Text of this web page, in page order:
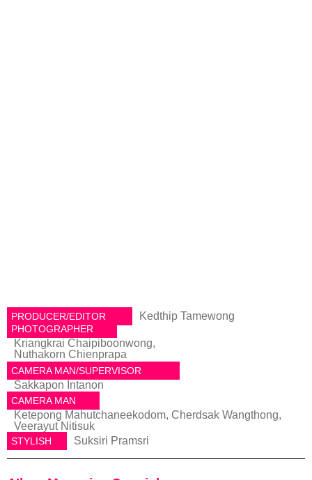
PRODUCER/EDITOR Kedthip Tamewong
PHOTOGRAPHER
Kriangkrai Chaipiboonwong,
Nuthakorn Chienprapa
CAMERA MAN/SUPERVISOR
Sakkapon Intanon
CAMERA MAN
Ketepong Mahutchaneekodom, Cherdsak Wangthong,
Veerayut Nitisuk
STYLISH Suksiri Pramsri